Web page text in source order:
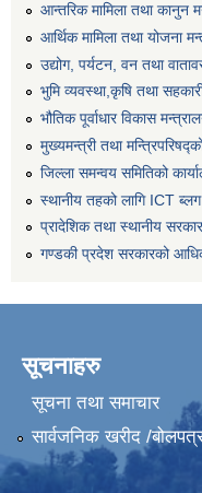
आन्तरिक मामिला तथा कानुन
आर्थिक मामिला तथा योजना
उद्योग, पर्यटन, वन तथा
भुमि व्यवस्था,कृषि तथा
भौतिक पूर्वाधार विकास
मुख्यमन्त्री तथा
जिल्ला समन्वय समितिको
स्थानीय तहको लागि ICT ब्लग
प्रादेशिक तथा स्थानीय
गण्डकी प्रदेश सरकारको
सूचनाहरु
सूचना तथा समाचार
सार्वजनिक खरीद /